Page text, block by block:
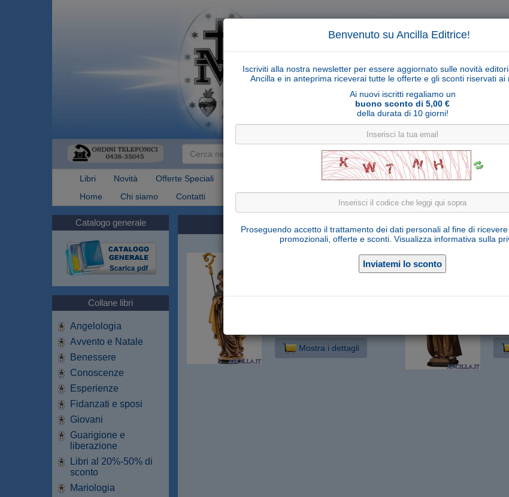
Benvenuto su Ancilla Editrice!
Iscriviti alla nostra newsletter per essere aggiornato sulle novità
Ancilla e in anteprima riceverai tutte le offerte e gli sconti riservati ai
Ai nuovi iscritti regaliamo un
buono sconto di 5,00 €
della durata di 10 giorni!
Proseguendo accetto il trattamento dei dati personali al fine di
promozionali, offerte e sconti. Visualizza informativa sulla
Cerca
Libri Novità Offerte Speciali Collane libri
Articoli religiosi
Home
Chi siamo Contatti Spedizioni
Catalogo generale
Collane libri
Angelologia
Avvento e Natale
Benessere
Conoscenze
Esperienze
Fidanzati e sposi
Giovani
Guarigione e
liberazione
Libri al 20%-50% di
sconto
Mariologia
Statue di Santa Adelgonda
Maubeuge olio modello 2
Mostra i dettagli